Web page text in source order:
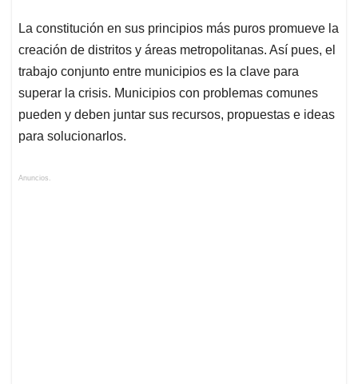
La constitución en sus principios más puros promueve la
creación de distritos y áreas metropolitanas. Así pues, el
trabajo conjunto entre municipios es la clave para
superar la crisis. Municipios con problemas comunes
pueden y deben juntar sus recursos, propuestas e ideas
para solucionarlos.
Anuncios.